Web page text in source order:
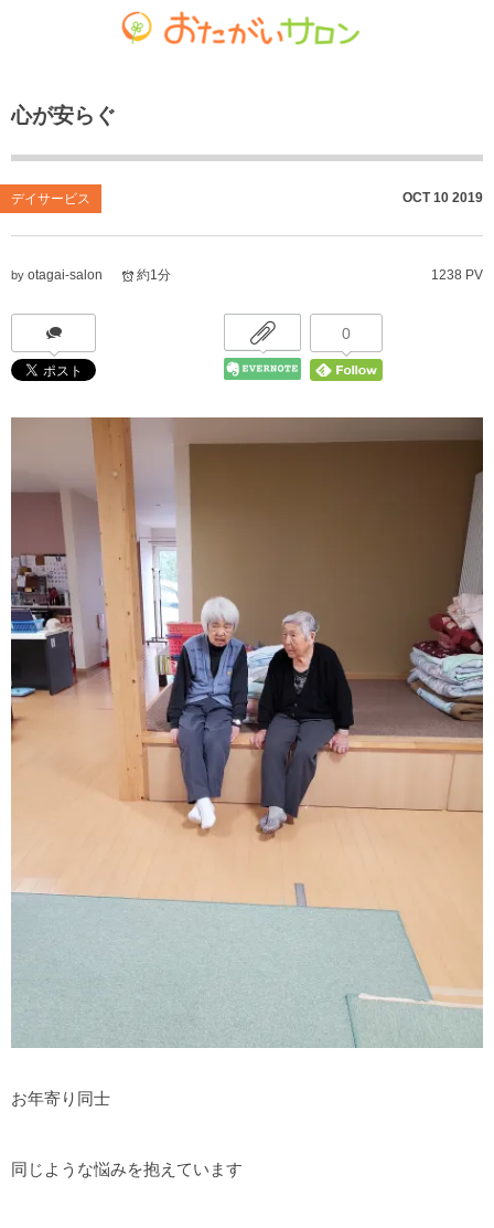
心が安らぐ
デイサービス OCT 10 2019
by otagai-salon 1238 PV
約1分
0
お年寄り同士
同じような悩みを抱えています
お知らせ
共生型デイサービス おたがいサロン
おたがいサロンの喫茶店（オレンジカフェ）
ごちゃまぜ食堂
就労継続支援 B型事業